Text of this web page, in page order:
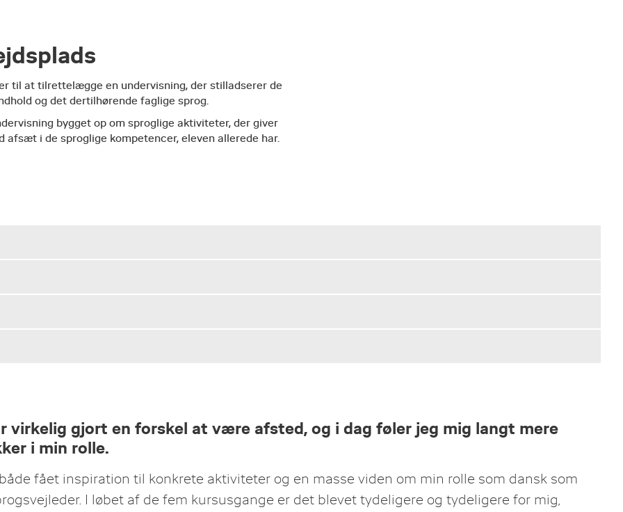
til at tilrettelægge en undervisning, der stilladserer de
og det dertilhørende faglige sprog.
bygget op om sproglige aktiviteter, der giver
i de sproglige kompetencer, eleven allerede har.​
om og redskaber til at tilrettelægge og gennemføre en
læringsrummet.
med kolleger fra andre skoler.
viden-input, opgaver, drøftelser, refleksioner samt
klassetrin, DSA-vejledere samt læsevejledere.
transport, ophold og materialer. Det resterende beløb skal
Læs mere om,hvordan du søger
virkelig gjort en forskel at være afsted, og i dag føler jeg mig langt mere
i min rolle.
fået inspiration til konkrete aktiviteter og en masse viden om min rolle som dansk som
I løbet af de fem kursusgange er det blevet tydeligere og tydeligere for mig,